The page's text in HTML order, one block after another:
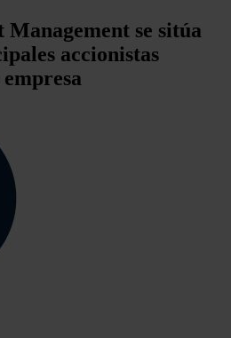
se sitúa
accionistas